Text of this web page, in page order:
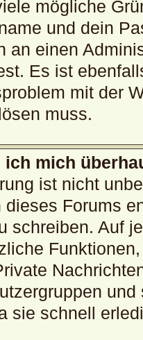
mögliche
und dein
an einen
Es ist
mit der
muss.
ich mich
ist nicht
dieses Forums
schreiben. Auf
sie schnell